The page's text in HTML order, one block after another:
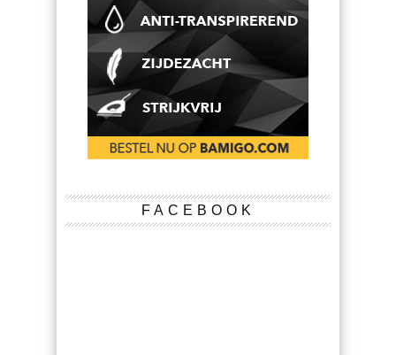
FACEBOOK